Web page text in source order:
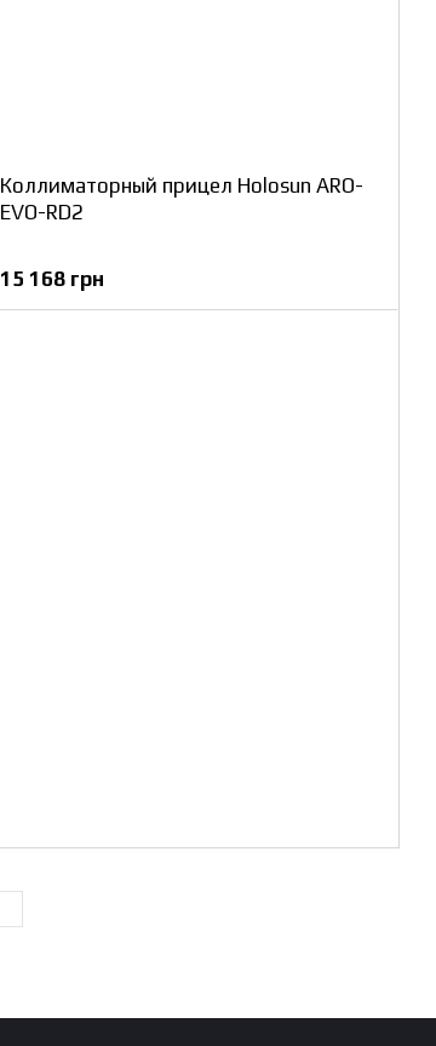
Коллиматорный прицел Holosun ARO-
EVO-RD2
15 168 грн